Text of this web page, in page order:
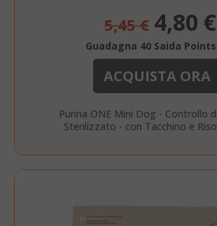
5,45 € speciale
4,80 €
Guadagna 40 Saida Points
ACQUISTA ORA
Purina ONE Mini Dog - Controllo
Sterilizzato - con Tacchino e